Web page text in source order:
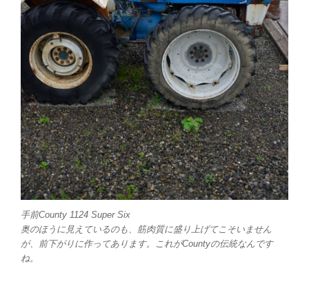
手前County 1124 Super Six
奥のほうに見えているのも、筋肉質に盛り上げてこそいません
が、前下がりに作ってあります。これがCountyの伝統なんです
ね。